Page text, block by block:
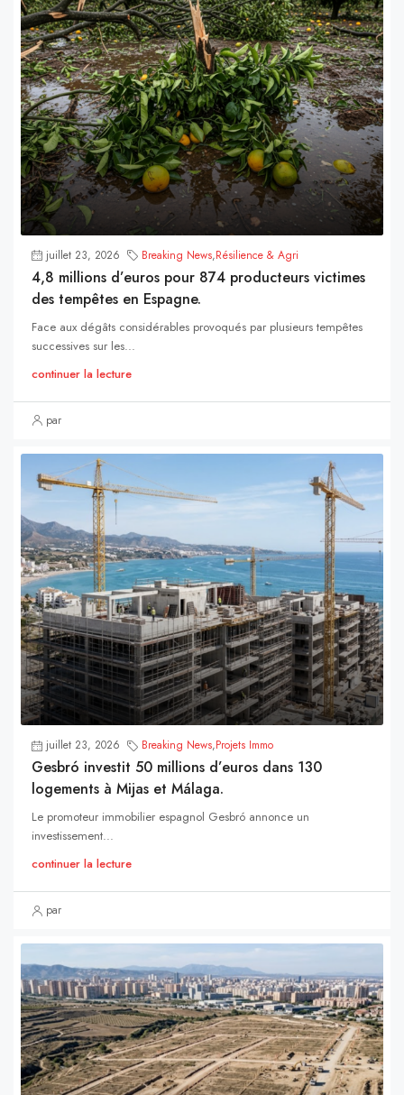
juillet 23, 2026 Breaking News,Résilience & Agri
4,8 millions d’euros pour 874 producteurs victimes
des tempêtes en Espagne.
Face aux dégâts considérables provoqués par plusieurs tempêtes
successives sur les...
continuer la lecture
par
juillet 23, 2026 Breaking News,Projets Immo
Gesbró investit 50 millions d’euros dans 130
logements à Mijas et Málaga.
Le promoteur immobilier espagnol Gesbró annonce un
investissement...
continuer la lecture
par